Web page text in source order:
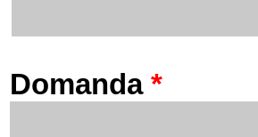
Domanda *